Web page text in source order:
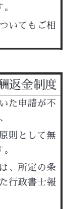
いてもご相
返金制度
た申請が不
則として無
、所定の条
行政書士報